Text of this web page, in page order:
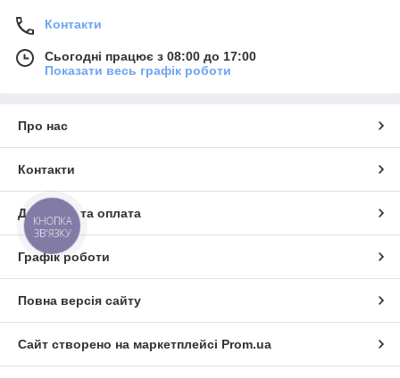
Контакти
Сьогодні працює з 08:00 до 17:00
Показати весь графік роботи
Про нас
Контакти
Доставка та оплата
Графік роботи
Повна версія сайту
Сайт створено на маркетплейсі Prom.ua
КНОПКА
ЗВ'ЯЗКУ